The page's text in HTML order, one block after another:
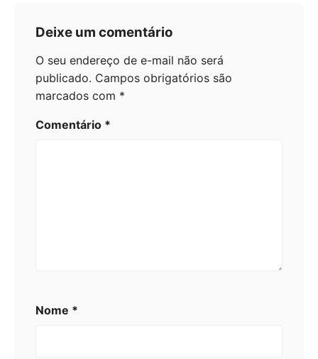
Deixe um comentário
O seu endereço de e-mail não será
publicado. Campos obrigatórios são
marcados com *
Comentário *
Nome *